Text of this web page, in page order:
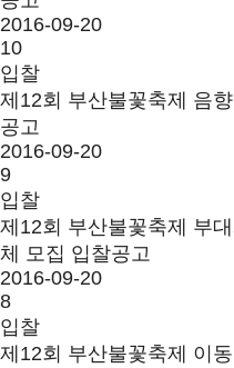
2016-09-20
10
입찰
제12회 부산불꽃축제 음
공고
2016-09-20
9
입찰
제12회 부산불꽃축제 부
체 모집 입찰공고
2016-09-20
8
입찰
제12회 부산불꽃축제 이